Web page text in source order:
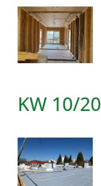
KW 10/